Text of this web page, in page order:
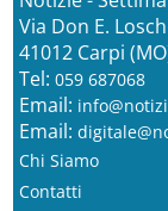
Via Don E.
41012 Carpi
Tel: 059 687068
Email:
Email:
Chi Siamo
Contatti